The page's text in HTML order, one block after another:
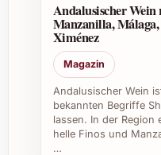
Individuelle
verschiedene
Private Feste:
Freunde und
tiefgründigen
den Abend
Andalusischer
Manzanilla,
Ximénez
Magazin
Andalusischer Wein
bekannten Begriffe
lassen. In der Region
helle Finos und
…